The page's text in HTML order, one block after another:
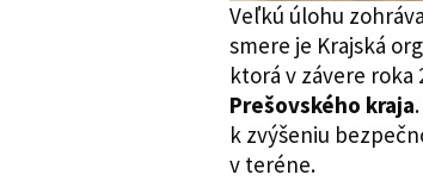
Veľkú úlohu
smere je Krajská
ktorá v závere roka
Prešovského kraja.
k zvýšeniu
v teréne.